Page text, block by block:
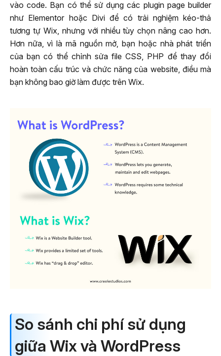
vào code. Bạn có thể sử dụng các plugin page builder
như Elementor hoặc Divi để có trải nghiệm kéo-thả
tương tự Wix, nhưng với nhiều tùy chọn nâng cao hơn.
Hơn nữa, vì là mã nguồn mở, bạn hoặc nhà phát triển
của bạn có thể chỉnh sửa file CSS, PHP để thay đổi
hoàn toàn cấu trúc và chức năng của website, điều mà
bạn không bao giờ làm được trên Wix.
So sánh chi phí sử dụng
giữa Wix và WordPress